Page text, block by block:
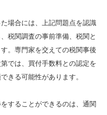
場合には、上記問題点を認識
税関調査の事前準備、税関と
。専門家を交えての税関事後
では、買付手数料との認定を
きる可能性があります。
することができるのは、通関